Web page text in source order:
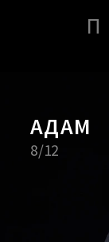
АДАМ
8/12